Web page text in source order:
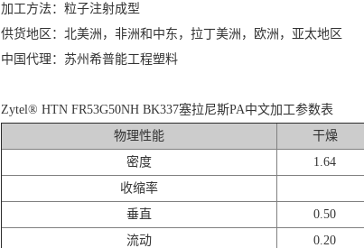
加工方法：粒子注射成型
供货地区：北美洲，非洲和中东，拉丁美洲，欧洲，亚太地区
中国代理：苏州希普能工程塑料
Zytel® HTN FR53G50NH BK337塞拉尼斯PA中文加工参数表
物理性能
干燥
密度
1.64
收缩率
垂直 0.50
流动
0.20